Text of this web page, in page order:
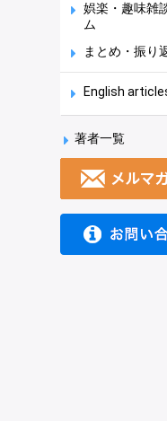
娯楽・趣味雑
ム
まとめ・振り
English
著者一覧